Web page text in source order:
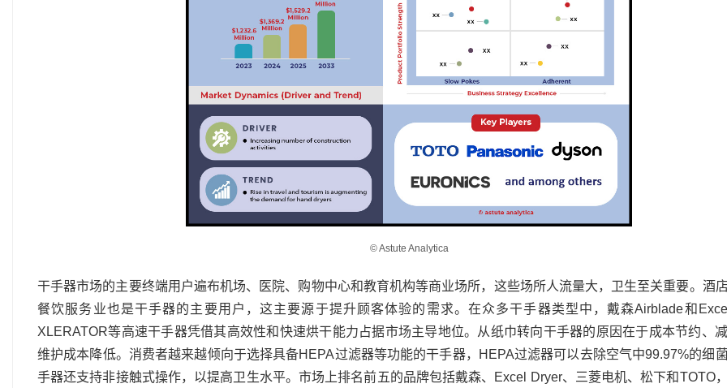
© Astute Analytica
干手器市场的主要终端用户遍布机场、医院、购物中心和教育机构等商业场所，这些场所人流量大，卫生至关重要。酒
餐饮服务业也是干手器的主要用户，这主要源于提升顾客体验的需求。在众多干手器类型中，戴森Airblade和
XLERATOR等高速干手器凭借其高效性和快速烘干能力占据市场主导地位。从纸巾转向干手器的原因在于成本节约、
维护成本降低。消费者越来越倾向于选择具备HEPA过滤器等功能的干手器，HEPA过滤器可以去除空气中99.97%的细
手器还支持非接触式操作，以提高卫生水平。市场上排名前五的品牌包括戴森、Excel Dryer、三菱电机、松下和TOTO